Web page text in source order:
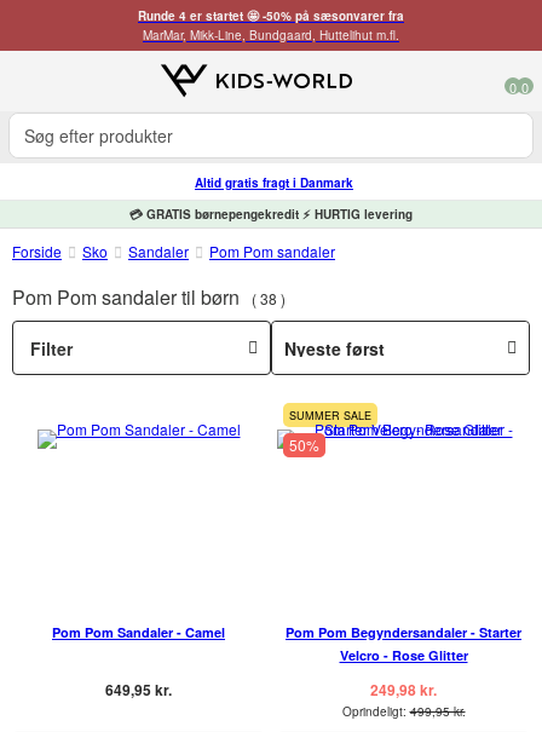
Runde 4 er startet 🤩 -50% på sæsonvarer fra
MarMar, Mikk-Line, Bundgaard, Huttelihut m.fl.
0 0
Altid gratis fragt i Danmark
💳 GRATIS børnepengekredit ⚡ HURTIG levering
Forside Sko Sandaler Pom Pom sandaler
Pom Pom sandaler til børn 38
Filter
Pom Pom Sandaler - Camel
649,95 kr.
SUMMER SALE
50%
Pom Pom Begyndersandaler - Starter
Velcro - Rose Glitter
249,98 kr.
Oprindeligt:499,95 kr.